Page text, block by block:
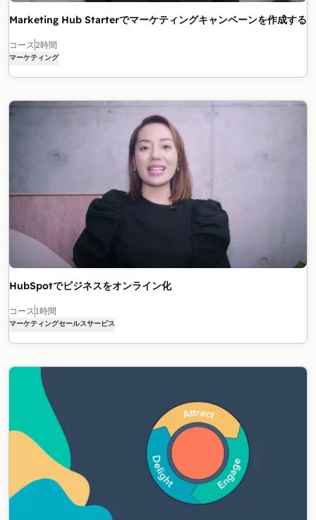
Marketing Hub Starterでマーケティングキャンペーンを作成する
コース 2時間
マーケティング
HubSpotでビジネスをオンライン化
コース 1時間
マーケティングセールスサービス